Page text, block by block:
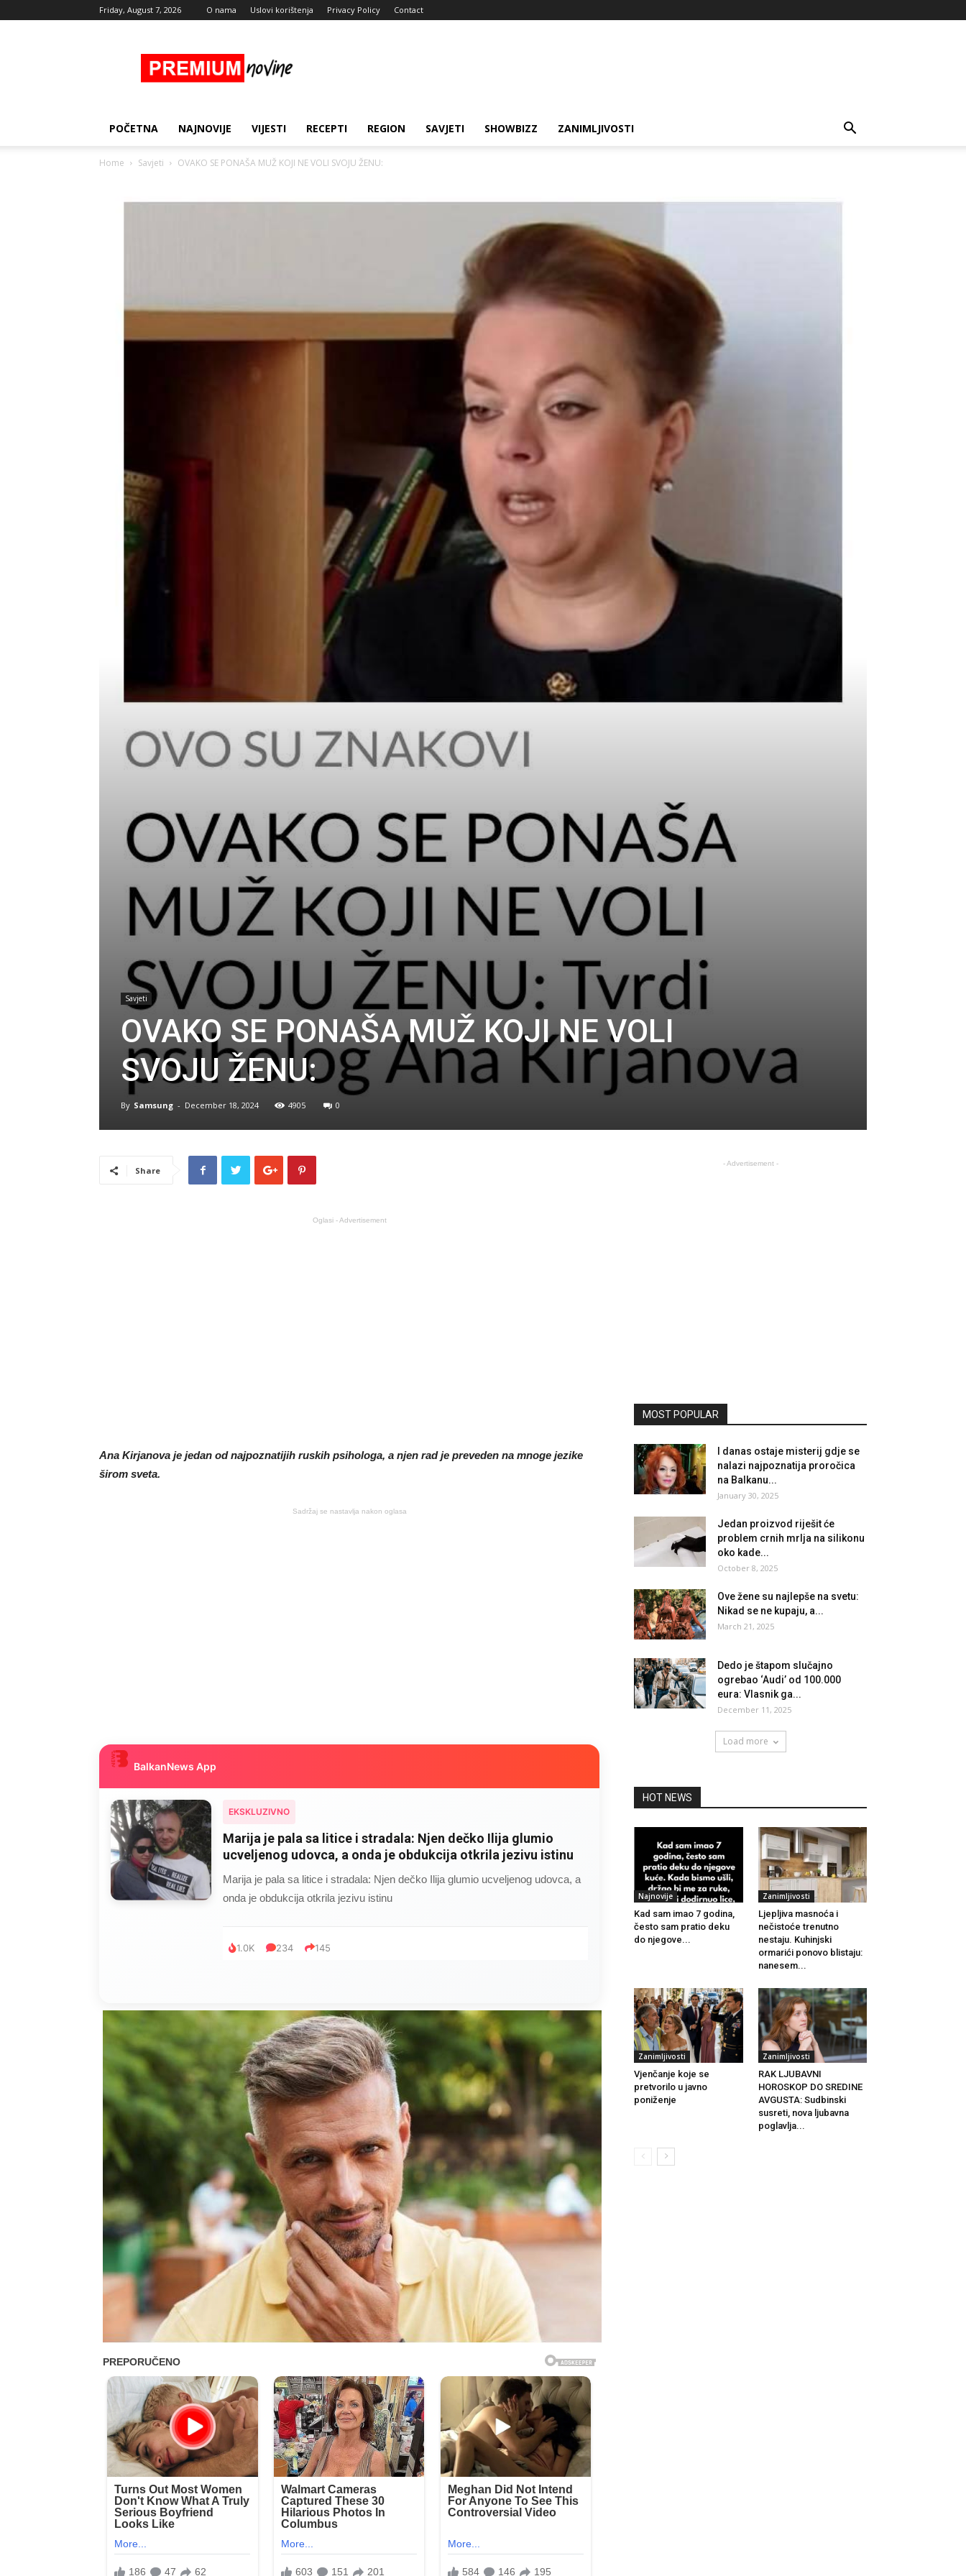
Friday, August 7, 2026 O nama Uslovi korištenja Privacy Policy Contact
Novine
POČETNA NAJNOVIJE VIJESTI RECEPTI REGION SAVJETI SHOWBIZZ ZANIMLJIVOSTI
Home Savjeti OVAKO SE PONAŠA MUŽ KOJI NE VOLI SVOJU ŽENU:
Savjeti
OVAKO SE PONAŠA MUŽ KOJI NE VOLI
SVOJU ŽENU:
By Samsung - December 18, 2024 4905 0
Share
Oglasi - Advertisement
Ana Kirjanova je jedan od najpoznatijih ruskih psihologa, a njen rad je preveden na mnoge jezike
širom sveta.
Sadržaj se nastavlja nakon oglasa
BalkanNews App
EKSKLUZIVNO
Marija je pala sa litice i stradala: Njen dečko Ilija glumio
ucveljenog udovca, a onda je obdukcija otkrila jezivu istinu
Marija je pala sa litice i stradala: Njen dečko Ilija glumio ucveljenog udovca, a
onda je obdukcija otkrila jezivu istinu
1.0K 234 145
- Advertisement -
MOST POPULAR
I danas ostaje misterij gdje se
nalazi najpoznatija proročica
na Balkanu...
January 30, 2025
Jedan proizvod riješit će
problem crnih mrlja na silikonu
oko kade...
October 8, 2025
Ove žene su najlepše na svetu:
Nikad se ne kupaju, a...
March 21, 2025
Dedo je štapom slučajno
ogrebao ‘Audi’ od 100.000
eura: Vlasnik ga...
December 11, 2025
Load more
HOT NEWS
Najnovije
Kad sam imao 7 godina,
često sam pratio deku
do njegove...
Zanimljivosti
Ljepljiva masnoća i
nečistoće trenutno
nestaju. Kuhinjski
ormarići ponovo blistaju:
nanesem...
Zanimljivosti
Vjenčanje koje se
pretvorilo u javno
poniženje
Zanimljivosti
RAK LJUBAVNI
HOROSKOP DO SREDINE
AVGUSTA: Sudbinski
susreti, nova ljubavna
poglavlja...